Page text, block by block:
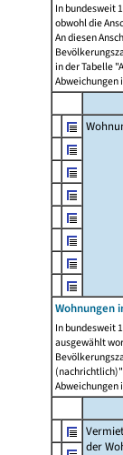
In bundesweit
obwohl die
An diesen
in der Tabelle
Abweichungen
Wohnungen
In bundesweit
ausgewählt
Abweichungen
der